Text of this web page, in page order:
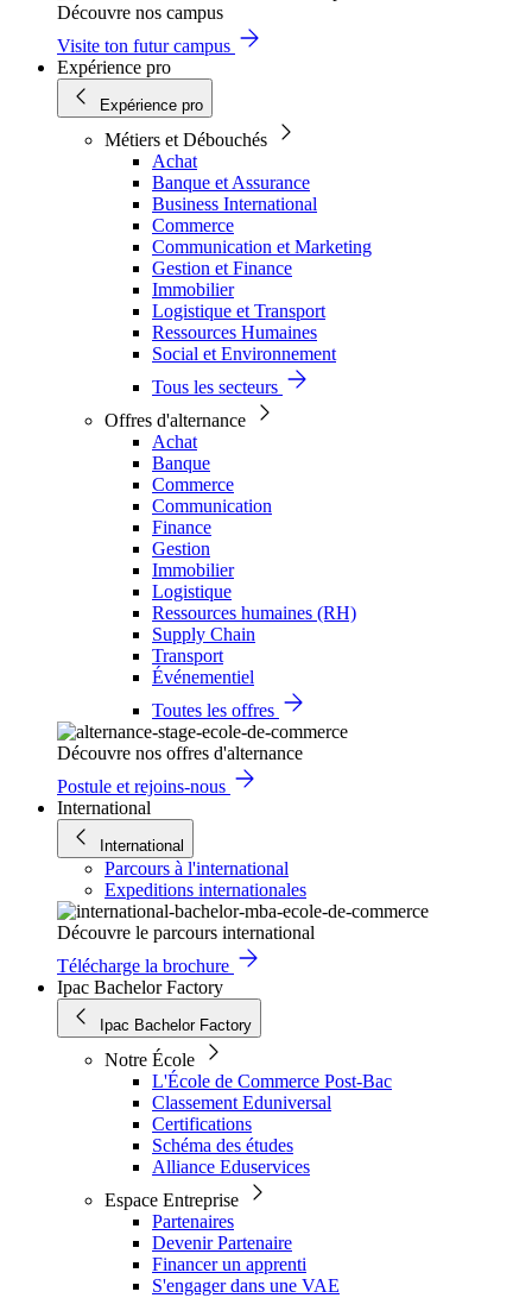
Découvre nos campus
Visite ton futur campus
Expérience pro
Expérience pro
Métiers et Débouchés
Achat
Banque et Assurance
Business International
Commerce
Communication et Marketing
Gestion et Finance
Immobilier
Logistique et Transport
Ressources Humaines
Social et Environnement
Tous les secteurs
Offres d'alternance
Achat
Banque
Commerce
Communication
Finance
Gestion
Immobilier
Logistique
Ressources humaines (RH)
Supply Chain
Transport
Événementiel
Toutes les offres
Découvre nos offres d'alternance
Postule et rejoins-nous
International
International
Parcours à l'international
Expeditions internationales
Découvre le parcours international
Télécharge la brochure
Ipac Bachelor Factory
Ipac Bachelor Factory
Notre École
L'École de Commerce Post-Bac
Classement Eduniversal
Certifications
Schéma des études
Alliance Eduservices
Espace Entreprise
Partenaires
Devenir Partenaire
Financer un apprenti
S'engager dans une VAE